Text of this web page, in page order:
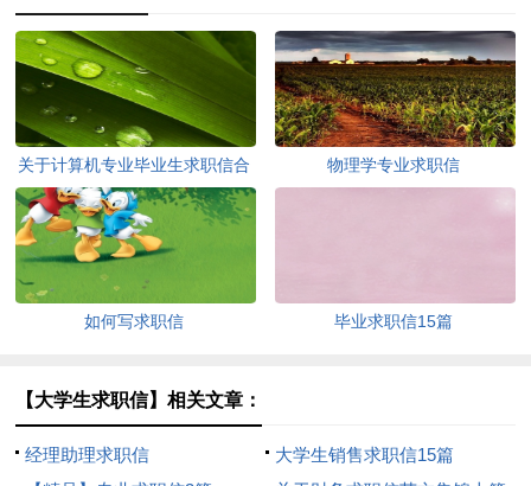
关于计算机专业毕业生求职信合
集四篇
物理学专业求职信
如何写求职信 毕业求职信15篇
【大学生求职信】相关文章：
经理助理求职信
大学生销售求职信15篇